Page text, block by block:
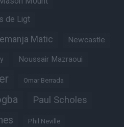
de Ligt
Matic Newcastle
Noussair Mazraoui
Omar Berrada
Paul Scholes
Phil Neville